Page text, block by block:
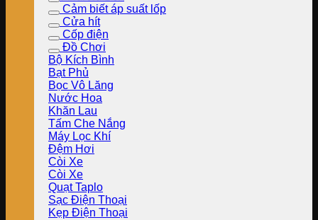
Cảm biết áp suất lốp
Cửa hít
Cốp điện
Đồ Chơi
Bộ Kích Bình
Bạt Phủ
Bọc Vô Lăng
Nước Hoa
Khăn Lau
Tấm Che Nắng
Máy Lọc Khí
Đệm Hơi
Còi Xe
Còi Xe
Quạt Taplo
Sạc Điện Thoại
Kẹp Điện Thoại